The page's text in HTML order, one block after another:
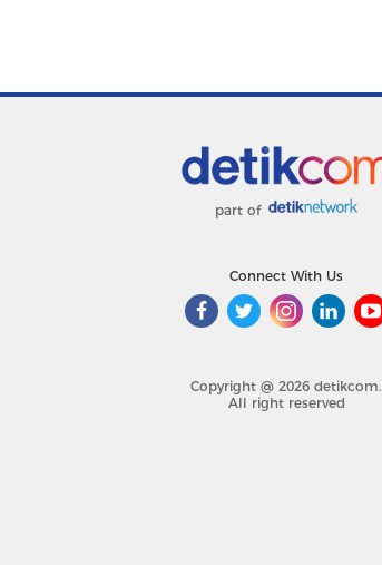
part of
Connect With Us
Copyright @ 2026 detikcom.
All right reserved